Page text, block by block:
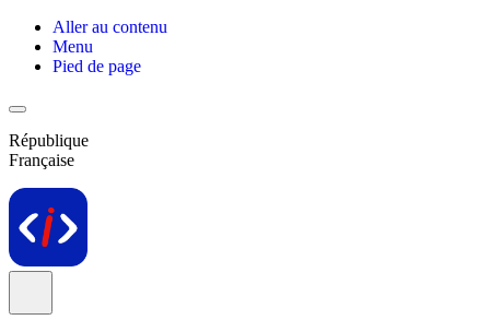
Aller au contenu
Menu
Pied de page
République
Française